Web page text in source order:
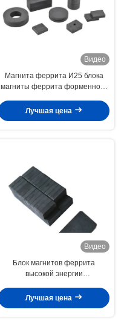
Видео
Магнита феррита И25 блока
магниты феррита форменного
постоянные
Лучшая цена
Видео
Блок магнитов феррита
высокой энергии
сформированный для
промышленного применения
Лучшая цена